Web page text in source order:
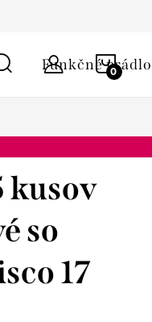
Funkčné prádlo
kusov
so
17